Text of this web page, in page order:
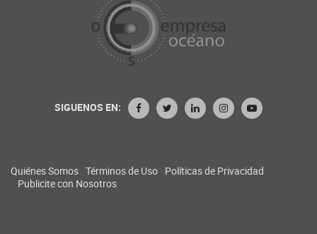
SIGUENOS EN:
Quiénes Somos Términos de Uso Políticas de Privacidad
Publicite con Nosotros